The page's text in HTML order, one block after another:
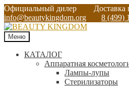
Официальный дилер
Доставка
info@beautykingdom.org
8 (499)
Меню
КАТАЛОГ
Аппаратная
Лампы-лупы
Стерилизаторы